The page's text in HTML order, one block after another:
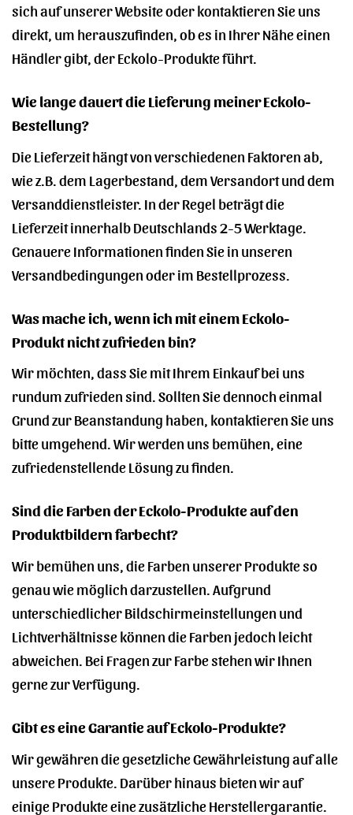
sich auf unserer Website oder kontaktieren Sie uns
direkt, um herauszufinden, ob es in Ihrer Nähe einen
Händler gibt, der Eckolo-Produkte führt.
Wie lange dauert die Lieferung meiner Eckolo-
Bestellung?
Die Lieferzeit hängt von verschiedenen Faktoren ab,
wie z.B. dem Lagerbestand, dem Versandort und dem
Versanddienstleister. In der Regel beträgt die
Lieferzeit innerhalb Deutschlands 2-5 Werktage.
Genauere Informationen finden Sie in unseren
Versandbedingungen oder im Bestellprozess.
Was mache ich, wenn ich mit einem Eckolo-
Produkt nicht zufrieden bin?
Wir möchten, dass Sie mit Ihrem Einkauf bei uns
rundum zufrieden sind. Sollten Sie dennoch einmal
Grund zur Beanstandung haben, kontaktieren Sie uns
bitte umgehend. Wir werden uns bemühen, eine
zufriedenstellende Lösung zu finden.
Sind die Farben der Eckolo-Produkte auf den
Produktbildern farbecht?
Wir bemühen uns, die Farben unserer Produkte so
genau wie möglich darzustellen. Aufgrund
unterschiedlicher Bildschirmeinstellungen und
Lichtverhältnisse können die Farben jedoch leicht
abweichen. Bei Fragen zur Farbe stehen wir Ihnen
gerne zur Verfügung.
Gibt es eine Garantie auf Eckolo-Produkte?
Wir gewähren die gesetzliche Gewährleistung auf alle
unsere Produkte. Darüber hinaus bieten wir auf
einige Produkte eine zusätzliche Herstellergarantie.